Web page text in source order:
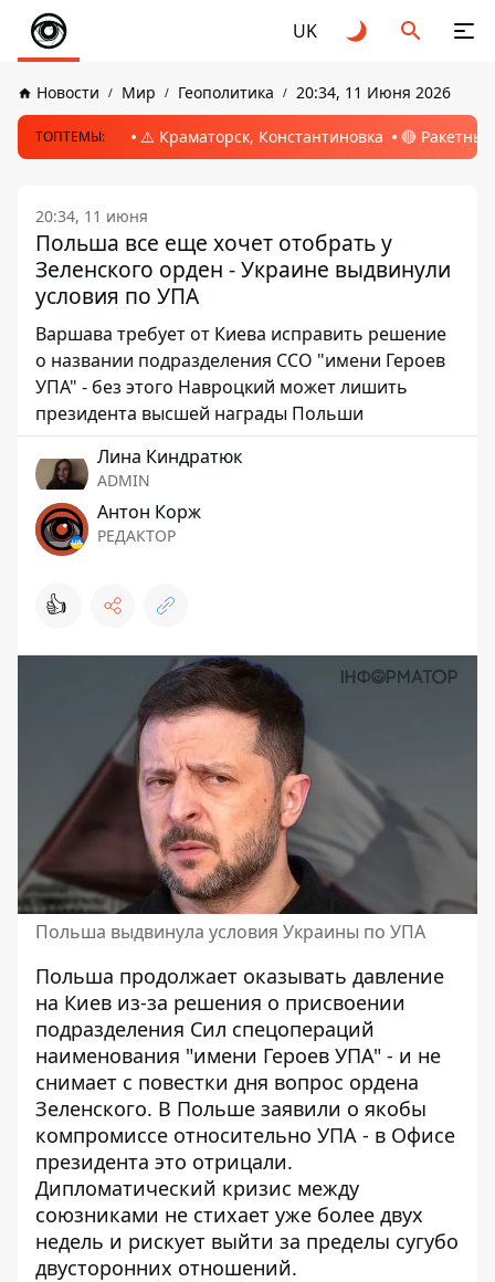
UK
Новости Мир Геополитика 20:34, 11 Июня 2026
ТОПТЕМЫ: ⚠️ Краматорск, Константиновка 🔴
20:34, 11 июня
Польша все еще хочет отобрать у
Зеленского орден - Украине выдвинули
условия по УПА
Варшава требует от Киева исправить решение
о названии подразделения ССО "имени Героев
УПА" - без этого Навроцкий может лишить
президента высшей награды Польши
Лина Киндратюк
ADMIN
Антон Корж
РЕДАКТОР
👍
Польша выдвинула условия Украины по УПА
Польша продолжает оказывать давление
на Киев из-за решения о присвоении
подразделения Сил спецопераций
наименования "имени Героев УПА" - и не
снимает с повестки дня вопрос ордена
Зеленского. В Польше заявили о якобы
компромиссе относительно УПА - в Офисе
президента это отрицали.
Дипломатический кризис между
союзниками не стихает уже более двух
недель и рискует выйти за пределы сугубо
двусторонних отношений.